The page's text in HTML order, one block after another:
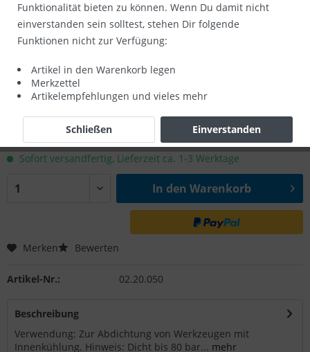
Rabatte
17,00 € * (15% gespart)
zzgl. MwSt.zzgl. Versandkosten
Sofort versandfertig, Lieferzeit ca. 1-3 Werktage
In den Warenkorb
Merken Bewerten
Artikel-Nr.: 02.20.050
Beschreibung
Verwendung: Zur Abdichtung von Werkzeugen mit
Innenkühlung. Hinweis: Dicht bis 80 bar... mehr
Funktionalität bieten zu können. Wenn Du damit nicht
einverstanden sein solltest, stehen Dir folgende
Funktionen nicht zur Verfügung:
Artikel in den Warenkorb legen
Merkzettel
Artikelempfehlungen und vieles mehr
Einverstanden
Schließen